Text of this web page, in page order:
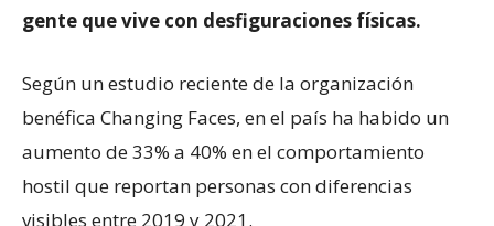
gente que vive con desfiguraciones físicas.
Según un estudio reciente de la organización
benéfica Changing Faces, en el país ha habido un
aumento de 33% a 40% en el comportamiento
hostil que reportan personas con diferencias
visibles entre 2019 y 2021.